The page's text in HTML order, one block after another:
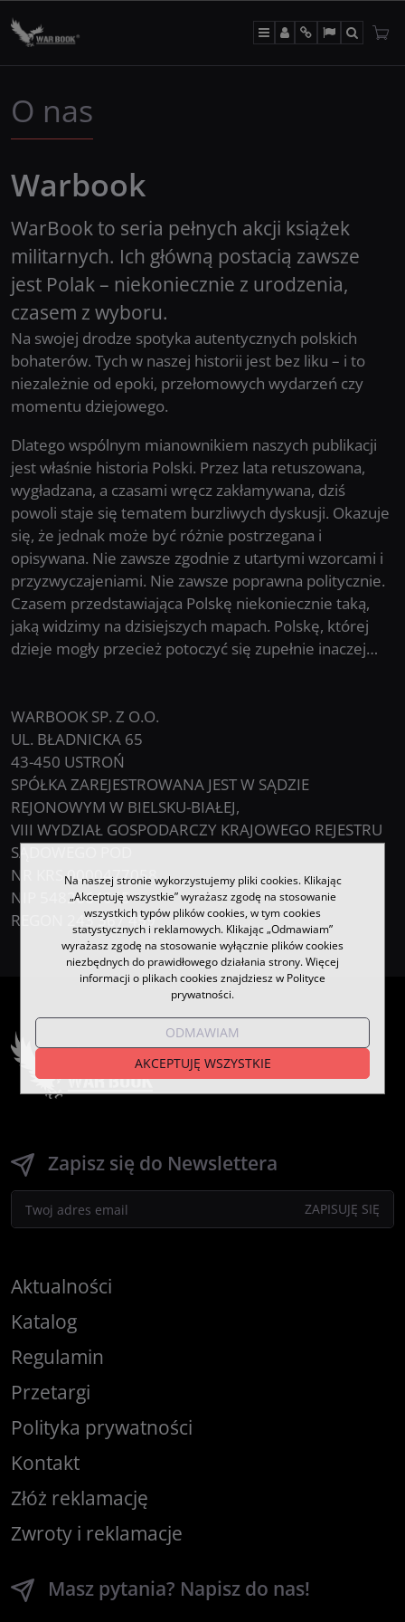
MenuPanel
Info LangSzukaj
O nas
Warbook
WarBook to seria pełnych akcji książek
militarnych. Ich główną postacią zawsze
jest Polak – niekoniecznie z urodzenia,
czasem z wyboru.
Na swojej drodze spotyka autentycznych polskich
bohaterów. Tych w naszej historii jest bez liku – i to
niezależnie od epoki, przełomowych wydarzeń czy
momentu dziejowego.
Dlatego wspólnym mianownikiem naszych publikacji
jest właśnie historia Polski. Przez lata retuszowana,
wygładzana, a czasami wręcz zakłamywana, dziś
powoli staje się tematem burzliwych dyskusji. Okazuje
się, że jednak może być różnie postrzegana i
opisywana. Nie zawsze zgodnie z utartymi wzorcami i
przyzwyczajeniami. Nie zawsze poprawna politycznie.
Czasem przedstawiająca Polskę niekoniecznie taką,
jaką widzimy na dzisiejszych mapach. Polskę, której
dzieje mogły przecież potoczyć się zupełnie inaczej…
WARBOOK SP. Z O.O.
UL. BŁADNICKA 65
43-450 USTROŃ
SPÓŁKA ZAREJESTROWANA JEST W SĄDZIE
REJONOWYM W BIELSKU-BIAŁEJ,
VIII WYDZIAŁ GOSPODARCZY KRAJOWEGO REJESTRU
SĄDOWEGO POD
NR KRS 0000477058
NIP 5482664065
REGON 243 367 459
Zapisz się do Newslettera
Aktualności
Katalog
Regulamin
Przetargi
Polityka prywatności
Kontakt
Złóż reklamację
Zwroty i reklamacje
Masz pytania? Napisz do nas!
Na naszej stronie wykorzystujemy pliki cookies. Klikając
„Akceptuję wszystkie” wyrażasz zgodę na stosowanie
wszystkich typów plików cookies, w tym cookies
statystycznych i reklamowych. Klikając „Odmawiam”
wyrażasz zgodę na stosowanie wyłącznie plików cookies
niezbędnych do prawidłowego działania strony. Więcej
informacji o plikach cookies znajdziesz w Polityce
prywatności.
ODMAWIAM
AKCEPTUJĘ WSZYSTKIE